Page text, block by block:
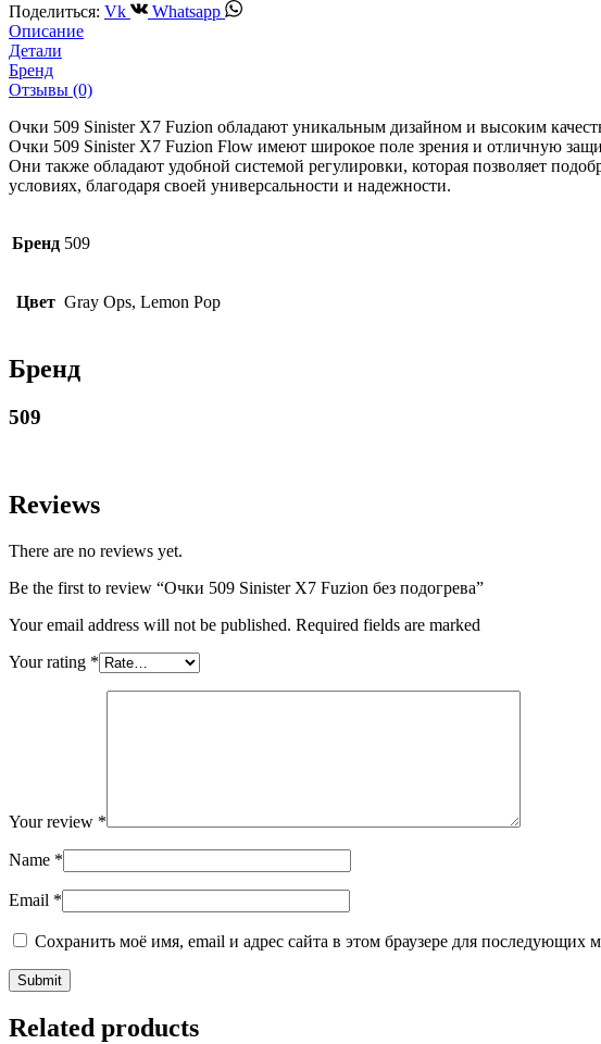
Поделиться: Vk
Whatsapp
Описание
Детали
Бренд
Отзывы (0)
Очки 509 Sinister X7 Fuzion обладают уникальным дизайном и высоким
Очки 509 Sinister X7 Fuzion Flow имеют широкое поле зрения и отличную
Они также обладают удобной системой регулировки, которая позволяет
условиях, благодаря своей универсальности и надежности.
Бренд 509
Цвет Gray Ops, Lemon Pop
Бренд
509
Reviews
There are no reviews yet.
Be the first to review “Очки 509 Sinister X7 Fuzion без подогрева”
Your email address will not be published. Required fields are marked
Your rating *
Your review *
Name *
Email *
Сохранить моё имя, email и адрес сайта в этом браузере для последующих
Related products